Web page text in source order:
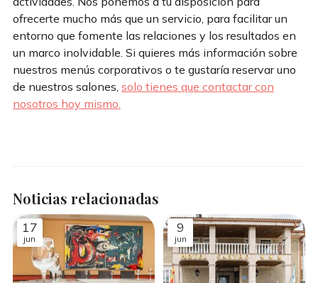
ofrecerte mucho más que un servicio, para facilitar un
entorno que fomente las relaciones y los resultados en
un marco inolvidable. Si quieres más información sobre
nuestros menús corporativos o te gustaría reservar uno
de nuestros salones, solo tienes que contactar con
nosotros hoy mismo.
Noticias relacionadas
17
jun
9
jun